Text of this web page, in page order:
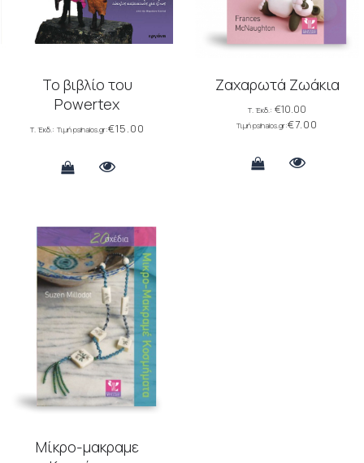
Το βιβλίο του
Powertex
€15.00
Ζαχαρωτά Ζωάκια
€10.00
€7.00
Μίκρο-μακραμε